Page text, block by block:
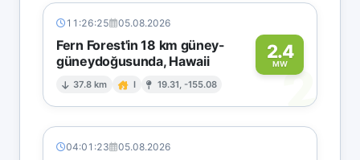
11:26:25 05.08.2026
Fern Forest'in 18 km güney-
güneydoğusunda, Hawaii
37.8 km I 19.31, -155.08
2.4
MW2
04:01:23 05.08.2026